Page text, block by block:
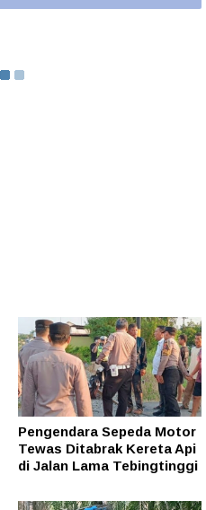
Pengendara Sepeda Motor
Tewas Ditabrak Kereta Api
di Jalan Lama Tebingtinggi